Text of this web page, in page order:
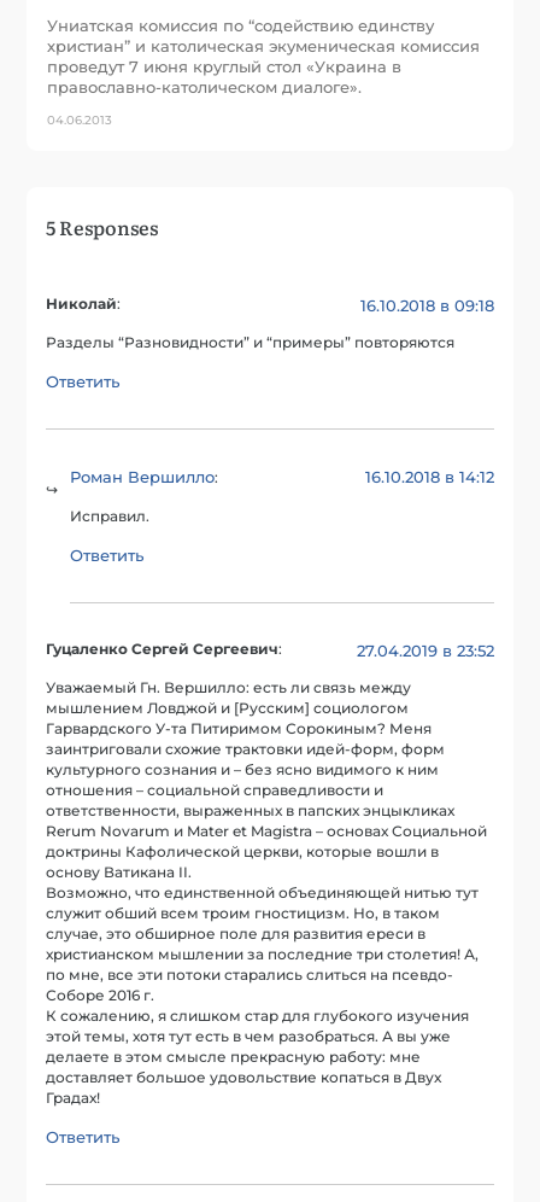
Униатская комиссия по “содействию единству
христиан” и католическая экуменическая комиссия
проведут 7 июня круглый стол «Украина в
православно-католическом диалоге».
04.06.2013
5 Responses
Николай: 16.10.2018 в 09:18
Разделы “Разновидности” и “примеры” повторяются
Ответить
Роман Вершилло: 16.10.2018 в 14:12
Исправил.
Ответить
Гуцаленко Сергей Сергеевич: 27.04.2019 в 23:52
Уважаемый Гн. Вершилло: есть ли связь между
мышлением Ловджой и [Русским] социологом
Гарвардского У-та Питиримом Сорокиным? Меня
заинтриговали схожие трактовки идей-форм, форм
культурного сознания и – без ясно видимого к ним
отношения – социальной справедливости и
ответственности, выраженных в папских энцыкликах
Rerum Novarum и Mater et Magistra – основах Социальной
доктрины Кафолической церкви, которые вошли в
основу Ватикана II.
Возможно, что единственной объединяющей нитью тут
служит обший всем троим гностицизм. Но, в таком
случае, это обширное поле для развития ереси в
христианском мышлении за последние три столетия! А,
по мне, все эти потоки старались слиться на псевдо-
Соборе 2016 г.
К сожалению, я слишком стар для глубокого изучения
этой темы, хотя тут есть в чем разобраться. А вы уже
делаете в этом смысле прекрасную работу: мне
доставляет большое удовольствие копаться в Двух
Градах!
Ответить